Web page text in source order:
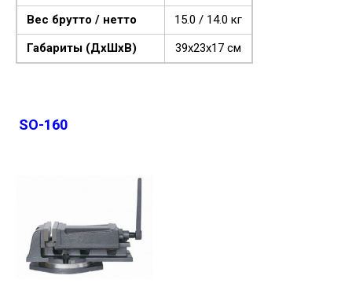
Вес брутто / нетто
15.0 / 14.0 кг
Габариты (ДхШхВ)
39х23х17 см
SO-160